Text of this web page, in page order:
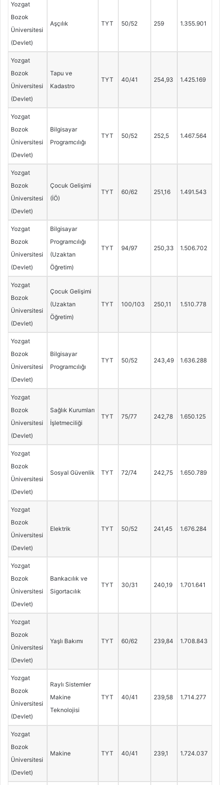
Yozgat
Bozok
Üniversitesi
(Devlet)
Aşçılık TYT 50/52 259 1.355.901
Yozgat
Bozok
Üniversitesi
(Devlet)
Tapu ve
Kadastro
TYT 40/41 254,93 1.425.169
Yozgat
Bozok
Üniversitesi
(Devlet)
Bilgisayar
Programcılığı
TYT 50/52 252,5 1.467.564
Yozgat
Bozok
Üniversitesi
(Devlet)
Çocuk Gelişimi
(İÖ)
TYT 60/62 251,16 1.491.543
Yozgat
Bozok
Üniversitesi
(Devlet)
Bilgisayar
Programcılığı
(Uzaktan
Öğretim)
TYT 94/97 250,33 1.506.702
Yozgat
Bozok
Üniversitesi
(Devlet)
Çocuk Gelişimi
(Uzaktan
Öğretim)
TYT 100/103 250,11 1.510.778
Yozgat
Bozok
Üniversitesi
(Devlet)
Bilgisayar
Programcılığı
TYT 50/52 243,49 1.636.288
Yozgat
Bozok
Üniversitesi
(Devlet)
Sağlık Kurumları
İşletmeciliği
TYT 75/77 242,78 1.650.125
Yozgat
Bozok
Üniversitesi
(Devlet)
Sosyal Güvenlik TYT 72/74 242,75 1.650.789
Yozgat
Bozok
Üniversitesi
(Devlet)
Elektrik TYT 50/52 241,45 1.676.284
Yozgat
Bozok
Üniversitesi
(Devlet)
Bankacılık ve
Sigortacılık
TYT 30/31 240,19 1.701.641
Yozgat
Bozok
Üniversitesi
(Devlet)
Yaşlı Bakımı TYT 60/62 239,84 1.708.843
Yozgat
Bozok
Üniversitesi
(Devlet)
Raylı Sistemler
Makine
Teknolojisi
TYT 40/41 239,58 1.714.277
Yozgat
Bozok
Üniversitesi
(Devlet)
Makine TYT 40/41 239,1 1.724.037